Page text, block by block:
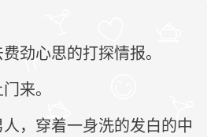
劲心思的打探情报。
来。
，穿着一身洗的发白的中